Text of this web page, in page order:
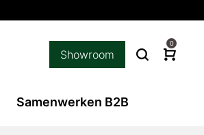
Showroom
0
Samenwerken B2B